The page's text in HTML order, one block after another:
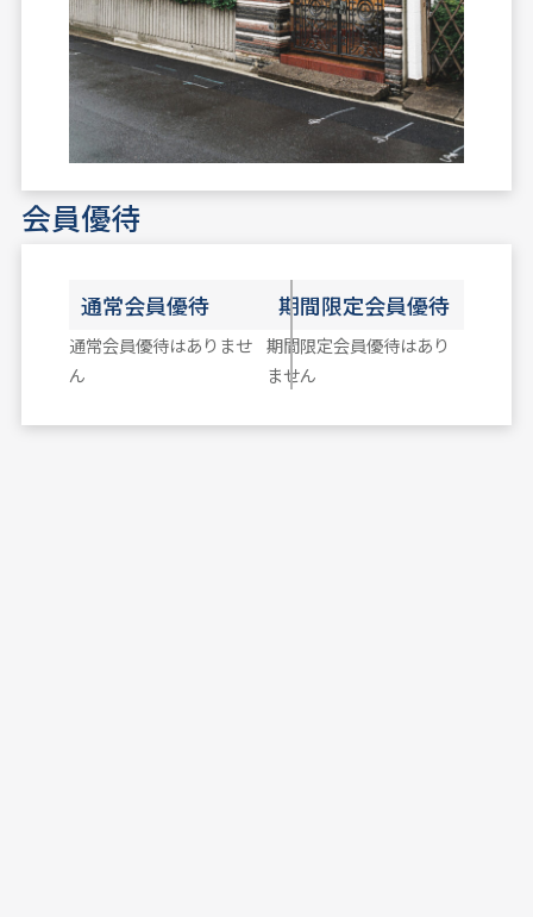
会員優待
通常会員優待
通常会員優待はありませ
ん
期間限定会員優待
期間限定会員優待はあり
ません